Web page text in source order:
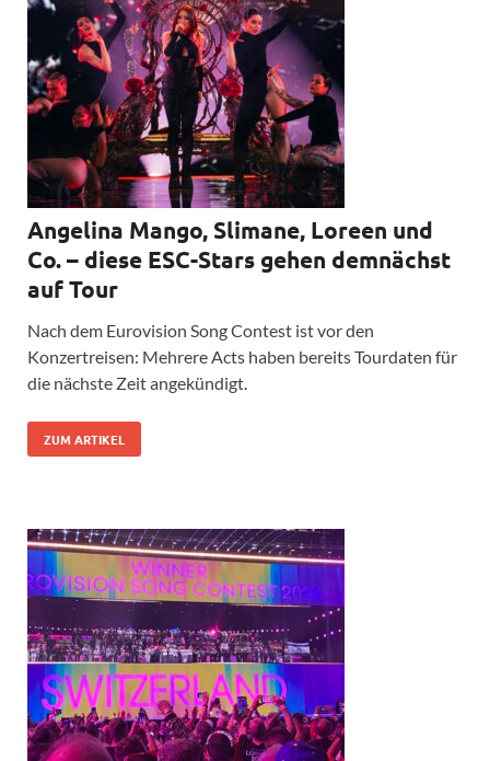
Angelina Mango, Slimane, Loreen und
Co. – diese ESC-Stars gehen demnächst
auf Tour
Nach dem Eurovision Song Contest ist vor den
Konzertreisen: Mehrere Acts haben bereits Tourdaten für
die nächste Zeit angekündigt.
ZUM ARTIKEL